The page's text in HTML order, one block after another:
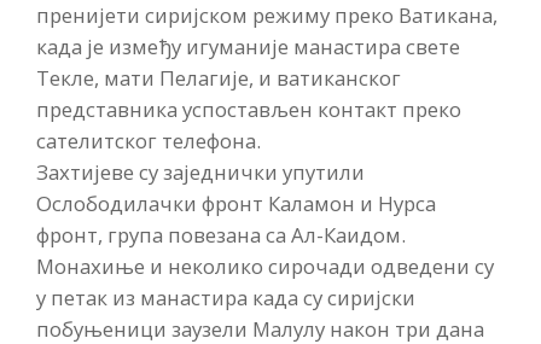
пренијети сиријском режиму преко Ватикана,
када је између игуманије манастира свете
Текле, мати Пелагије, и ватиканског
представника успостављен контакт преко
сателитског телефона.
Захтијеве су заједнички упутили
Ослободилачки фронт Каламон и Нурса
фронт, група повезана са Ал-Каидом.
Монахиње и неколико сирочади одведени су
у петак из манастира када су сиријски
побуњеници заузели Малулу након три дана